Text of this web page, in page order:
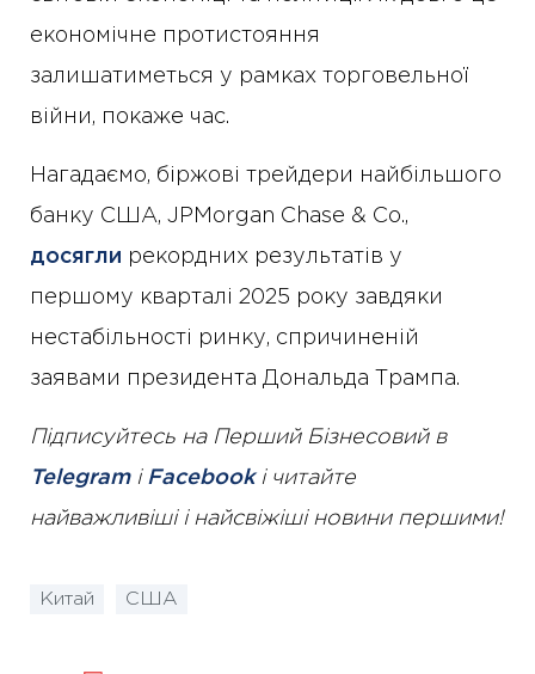
економічне протистояння
залишатиметься у рамках торговельної
війни, покаже час.
Нагадаємо, біржові трейдери найбільшого
банку США, JPMorgan Chase & Co.,
досягли рекордних результатів у
першому кварталі 2025 року завдяки
нестабільності ринку, спричиненій
заявами президента Дональда Трампа.
Підписуйтесь на Перший Бізнесовий в
Telegramі Facebookі читайте
найважливіші і найсвіжіші новини першими!
Китай США